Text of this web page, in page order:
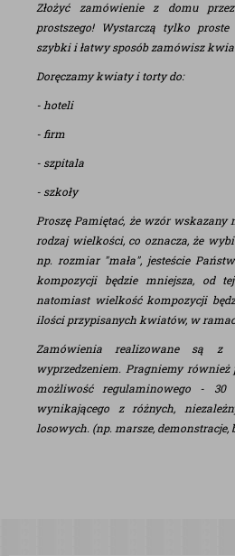
Złożyć zamówienie z domu
prostszego! Wystarczą tylko
szybki i łatwy sposób zamówisz
Doręczamy kwiaty i torty do:
- hoteli
- firm
- szpitala
- szkoły
Proszę Pamiętać, że wzór wskazany
rodzaj wielkości, co oznacza, że
np. rozmiar "mała", jesteście
kompozycji będzie mniejsza, od
natomiast wielkość kompozycji
ilości przypisanych kwiatów, w
Zamówienia realizowane są
wyprzedzeniem. Pragniemy
możliwość regulaminowego - 30
wynikającego z różnych,
losowych. (np. marsze,